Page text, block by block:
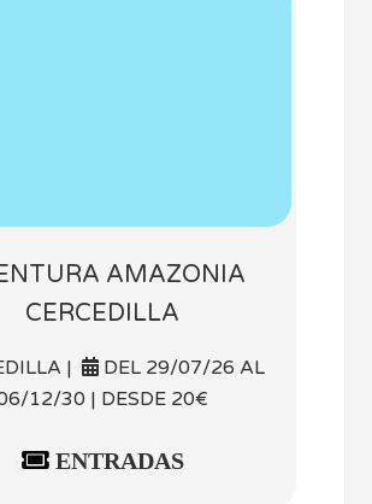
AMAZONIA
CERCEDILLA
|
DEL 29/07/26 AL
12/30 | DESDE 20€
ENTRADAS